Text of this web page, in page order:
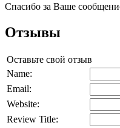
Спасибо за Ваше
Отзывы
Оставьте свой отзыв
Name:
Email:
Website:
Review Title: